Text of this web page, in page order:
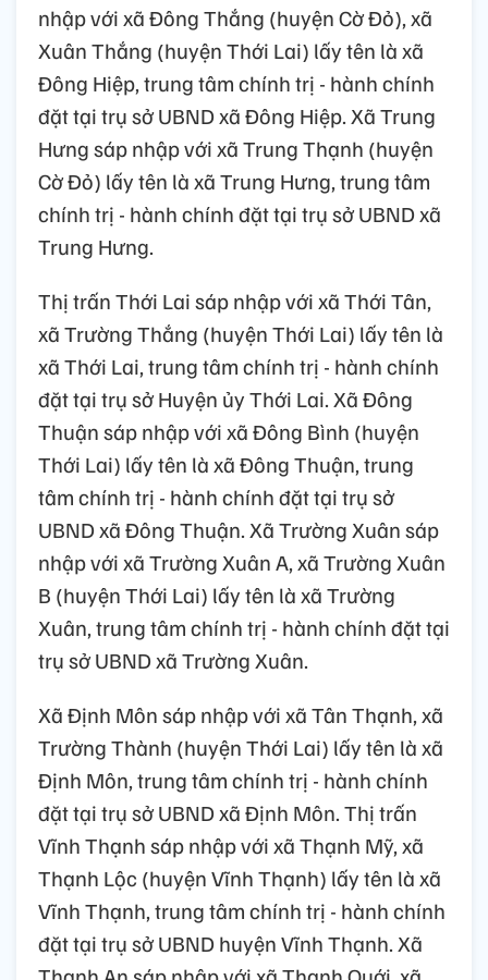
nhập với xã Đông Thắng (huyện Cờ Đỏ), xã
Xuân Thắng (huyện Thới Lai) lấy tên là xã
Đông Hiệp, trung tâm chính trị - hành chính
đặt tại trụ sở UBND xã Đông Hiệp. Xã Trung
Hưng sáp nhập với xã Trung Thạnh (huyện
Cờ Đỏ) lấy tên là xã Trung Hưng, trung tâm
chính trị - hành chính đặt tại trụ sở UBND xã
Trung Hưng.
Thị trấn Thới Lai sáp nhập với xã Thới Tân,
xã Trường Thắng (huyện Thới Lai) lấy tên là
xã Thới Lai, trung tâm chính trị - hành chính
đặt tại trụ sở Huyện ủy Thới Lai. Xã Đông
Thuận sáp nhập với xã Đông Bình (huyện
Thới Lai) lấy tên là xã Đông Thuận, trung
tâm chính trị - hành chính đặt tại trụ sở
UBND xã Đông Thuận. Xã Trường Xuân sáp
nhập với xã Trường Xuân A, xã Trường Xuân
B (huyện Thới Lai) lấy tên là xã Trường
Xuân, trung tâm chính trị - hành chính đặt tại
trụ sở UBND xã Trường Xuân.
Xã Định Môn sáp nhập với xã Tân Thạnh, xã
Trường Thành (huyện Thới Lai) lấy tên là xã
Định Môn, trung tâm chính trị - hành chính
đặt tại trụ sở UBND xã Định Môn. Thị trấn
Vĩnh Thạnh sáp nhập với xã Thạnh Mỹ, xã
Thạnh Lộc (huyện Vĩnh Thạnh) lấy tên là xã
Vĩnh Thạnh, trung tâm chính trị - hành chính
đặt tại trụ sở UBND huyện Vĩnh Thạnh. Xã